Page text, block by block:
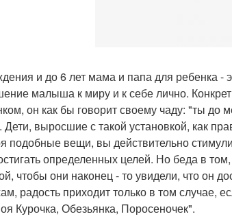
и до 6 лет мама и папа для ребенка -
малыша к миру и к себе лично.
он как бы говорит своему чаду: "ты до
Дети, выросшие с такой установкой, как
подобные вещи, вы действительно
определенных целей. Но беда в
чтобы они наконец - то увидели, что он
радость приходит только в том случае,
Курочка, Обезьянка, Поросеночек".